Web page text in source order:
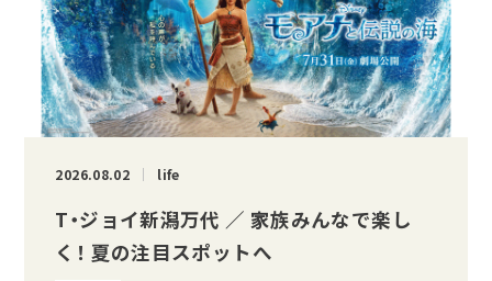
2026.08.02 life
T・ジョイ新潟万代 ／ 家族みんなで楽し
く！ 夏の注目スポットへ